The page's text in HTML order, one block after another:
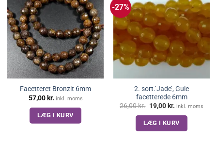
Facetteret Bronzit 6mm
57,00kr. inkl. moms
LÆG I KURV
-27%
2. sort.’Jade’, Gule
facetterede 6mm
26,00kr. Den
oprindelige
pris
var:
26,00 kr..
19,00 kr. Den
pris
er:
19,00 kr..
inkl. moms
LÆG I KURV